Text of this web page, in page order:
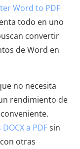
Word to PDF
todo en uno
convertir
de Word en
no necesita
rendimiento de
a PDFsin
otras